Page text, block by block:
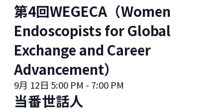
第4回WEGECA（Women
Endoscopists for Global
Exchange and Career
Advancement）
9月 12日 5:00 PM - 7:00 PM
当番世話人